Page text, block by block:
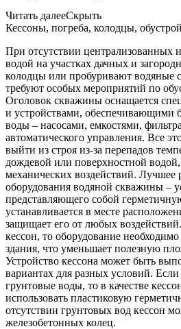
Читать далееСкрыть
Кессоны, погреба, колодцы,
При отсутствии централизованных
водой на участках дачных и
колодцы или пробуривают водяные
требуют особых мероприятий по
Оголовок скважины оснащается
и устройствами, обеспечивающими
воды – насосами, емкостями,
автоматического управления. Все
выйти из строя из-за перепадов
дождевой или поверхностной
механических воздействий.
оборудования водяной скважины –
представляющего собой
устанавливается в месте
защищает его от любых
кессон, то оборудование
здания, что уменьшает полезную
Устройство кессона может быть
вариантах для разных условий.
грунтовые воды, то в качестве
использовать пластиковую
отсутствии грунтовых вод кессон
железобетонных колец.